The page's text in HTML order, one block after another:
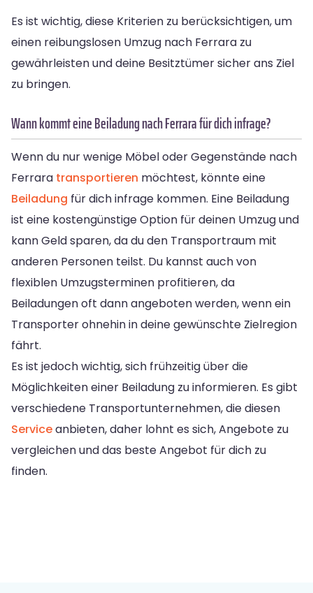
Es ist wichtig, diese Kriterien zu berücksichtigen, um
einen reibungslosen Umzug nach Ferrara zu
gewährleisten und deine Besitztümer sicher ans Ziel
zu bringen.
Wann kommt eine Beiladung nach Ferrara für dich infrage?
Wenn du nur wenige Möbel oder Gegenstände nach
Ferrara transportieren möchtest, könnte eine
Beiladung für dich infrage kommen. Eine Beiladung
ist eine kostengünstige Option für deinen Umzug und
kann Geld sparen, da du den Transportraum mit
anderen Personen teilst. Du kannst auch von
flexiblen Umzugsterminen profitieren, da
Beiladungen oft dann angeboten werden, wenn ein
Transporter ohnehin in deine gewünschte Zielregion
fährt.
Es ist jedoch wichtig, sich frühzeitig über die
Möglichkeiten einer Beiladung zu informieren. Es gibt
verschiedene Transportunternehmen, die diesen
Serviceanbieten, daher lohnt es sich, Angebote zu
vergleichen und das beste Angebot für dich zu
finden.